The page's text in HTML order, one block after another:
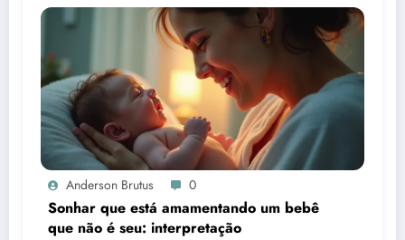
Anderson Brutus 0
Sonhar que está amamentando um bebê
que não é seu: interpretação